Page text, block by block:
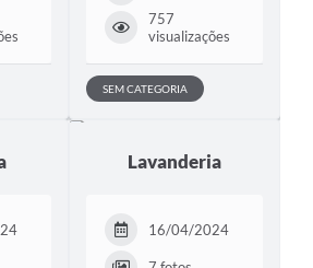
757
visualizações
SEM CATEGORIA
Lavanderia
16/04/2024